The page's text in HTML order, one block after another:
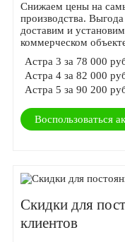
Снижаем цены на
производства.
доставим и
коммерческом
Астра 3 за 78 000
Астра 4 за 82 000
Астра 5 за 90 200
Воспользоваться
Скидки для
клиентов